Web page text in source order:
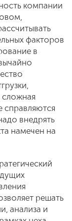
компании
факторов
в
справляются
внедрять
намечен на
решать
анализа и